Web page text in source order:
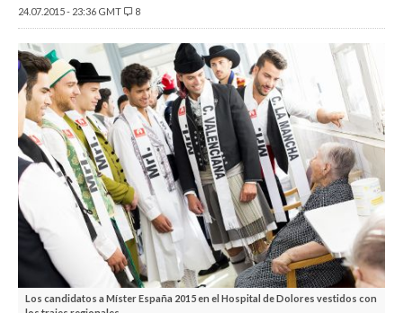
24.07.2015 - 23:36 GMT
8
Los candidatos a Míster España 2015 en el Hospital de Dolores vestidos con